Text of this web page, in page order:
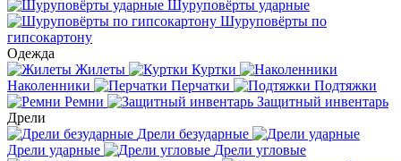
Шуруповёрты ударные
Шуруповёрты по
гипсокартону
Одежда
Жилеты
Куртки
Наколенники
Перчатки
Подтяжки
Ремни
Защитный инвентарь
Дрели
Дрели безударные
Дрели ударные
Дрели угловые